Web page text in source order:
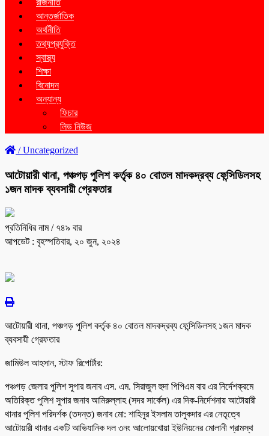
রাজনীতি
আন্তর্জাতিক
অর্থনীতি
তথ্যপ্রযুক্তি
স্বাস্থ্য
শিক্ষা
বিনোদন
অন্যান্য
ফিচার
লিড নিউজ
/Uncategorized
আটোয়ারী থানা, পঞ্চগড় পুলিশ কর্তৃক ৪০ বোতল মাদকদ্রব্য ফেন্সিডিলসহ
১জন মাদক ব্যবসায়ী গ্রেফতার
প্রতিনিধির নাম/ ৭৪৯ বার
আপডেট : বৃহস্পতিবার, ২০ জুন, ২০২৪
আটোয়ারী থানা, পঞ্চগড় পুলিশ কর্তৃক ৪০ বোতল মাদকদ্রব্য ফেন্সিডিলসহ ১জন মাদক
ব্যবসায়ী গ্রেফতার
জামিউল আহসান, স্টাফ রিপোর্টার:
পঞ্চগড় জেলার পুলিশ সুপার জনাব এস. এম. সিরাজুল হুদা পিপিএম বার এর নির্দেশক্রমে
অতিরিক্ত পুলিশ সুপার জনাব আমিরুল্লাহ (সদর সার্কেল) এর দিক-নির্দেশনায় আটোয়ারী
থানার পুলিশ পরিদর্শক (তদন্ত) জনাব মো: শাহিনুর ইসলাম তালুকদার এর নেতৃত্বে
আটোয়ারী থানার একটি আভিযানিক দল ৩নং আলোয়খোয়া ইউনিয়নের মোলানী গ্রামস্থ